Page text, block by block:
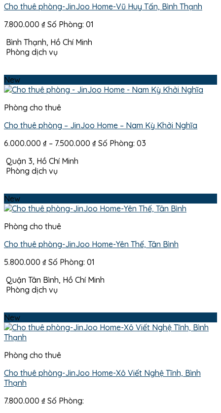
Cho thuê phòng-JinJoo Home-Vũ Huy Tấn, Bình Thạnh
7.800.000 ₫ Số Phòng: 01
Bình Thạnh, Hồ Chí Minh
Phòng dịch vụ
New
Phòng cho thuê
Cho thuê phòng – JinJoo Home – Nam Kỳ Khởi Nghĩa
6.000.000 ₫ – 7.500.000 ₫Khoảng
7.500.000 ₫
Số Phòng: 03
Quận 3, Hồ Chí Minh
Phòng dịch vụ
New
Phòng cho thuê
Cho thuê phòng-JinJoo Home-Yên Thế, Tân Bình
5.800.000 ₫ Số Phòng: 01
Quận Tân Bình, Hồ Chí Minh
Phòng dịch vụ
New
Phòng cho thuê
Cho thuê phòng-JinJoo Home-Xô Viết Nghệ Tĩnh, Bình
Thạnh
7.800.000 ₫ Số Phòng: